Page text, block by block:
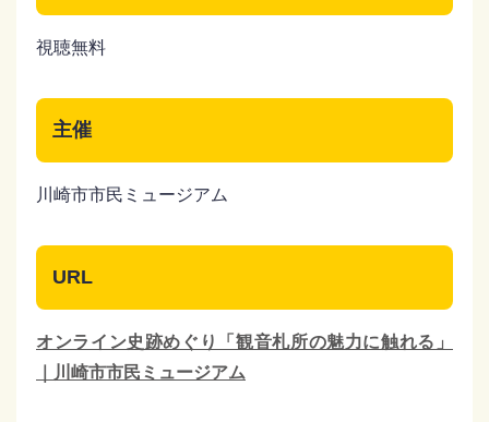
視聴無料
主催
川崎市市民ミュージアム
URL
オンライン史跡めぐり「観音札所の魅力に触れる」
｜川崎市市民ミュージアム